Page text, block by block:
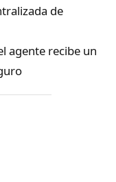
de
agente recibe un